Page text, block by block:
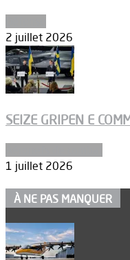
2 juillet 2026
SEIZE GRIPEN E
1 juillet 2026
À NE PAS MANQUER